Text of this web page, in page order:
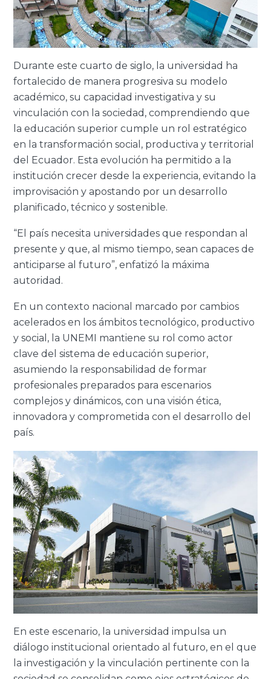
Durante este cuarto de siglo, la universidad ha
fortalecido de manera progresiva su modelo
académico, su capacidad investigativa y su
vinculación con la sociedad, comprendiendo que
la educación superior cumple un rol estratégico
en la transformación social, productiva y territorial
del Ecuador. Esta evolución ha permitido a la
institución crecer desde la experiencia, evitando la
improvisación y apostando por un desarrollo
planificado, técnico y sostenible.
“El país necesita universidades que respondan al
presente y que, al mismo tiempo, sean capaces de
anticiparse al futuro”, enfatizó la máxima
autoridad.
En un contexto nacional marcado por cambios
acelerados en los ámbitos tecnológico, productivo
y social, la UNEMI mantiene su rol como actor
clave del sistema de educación superior,
asumiendo la responsabilidad de formar
profesionales preparados para escenarios
complejos y dinámicos, con una visión ética,
innovadora y comprometida con el desarrollo del
país.
En este escenario, la universidad impulsa un
diálogo institucional orientado al futuro, en el que
la investigación y la vinculación pertinente con la